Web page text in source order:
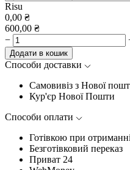
Risu
0,00 ₴
600,00 ₴
−
Додати в кошик
Способи доставки
Самовивіз з Нової
Кур'єр Нової Пошти
Способи оплати
Готівкою при отриманні
Безготівковий переказ
Приват 24